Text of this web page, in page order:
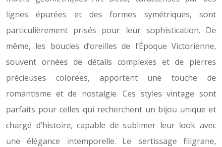
lignes épurées et des formes symétriques, sont
particulièrement prisés pour leur sophistication. De
même, les boucles d’oreilles de l’Époque Victorienne,
souvent ornées de détails complexes et de pierres
précieuses colorées, apportent une touche de
romantisme et de nostalgie. Ces styles vintage sont
parfaits pour celles qui recherchent un bijou unique et
chargé d’histoire, capable de sublimer leur look avec
une élégance intemporelle. Le sertissage filigrane,